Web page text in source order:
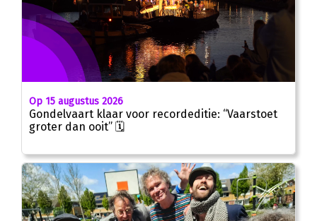
Op 15 augustus 2026
Gondelvaart klaar voor recordeditie: “Vaarstoet
groter dan ooit” 🗓